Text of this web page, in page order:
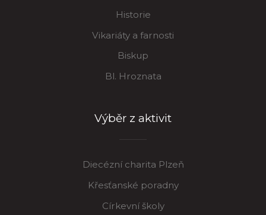
Historie
Vikariáty a farnosti
Biskup
Bl. Hroznata
Výběr z aktivit
Diecézní charita Plzeň
Křesťanské poradny
Církevní školy